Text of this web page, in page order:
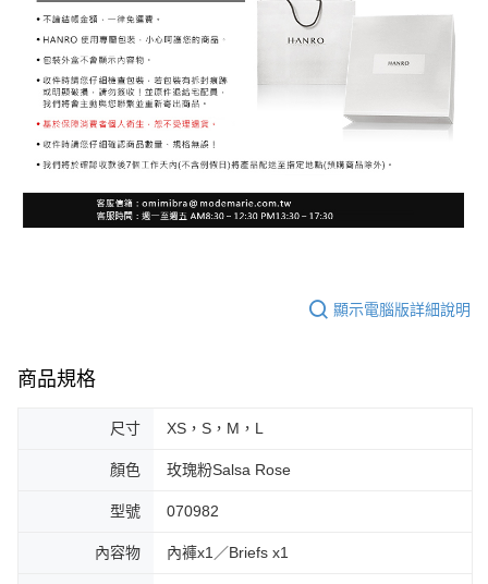
顯示電腦版詳細說明
商品規格
尺寸 XS，S，M，L
顏色 玫瑰粉Salsa Rose
型號 070982
內容物 內褲x1／Briefs x1